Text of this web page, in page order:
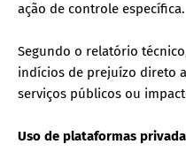
ação de controle específica.
Segundo o relatório
indícios de prejuízo direto
serviços públicos ou
Uso de plataformas